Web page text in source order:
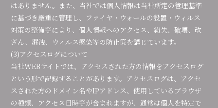
はありません。また、当社では個人情報は当社所定の管理基準
に基づき厳重に管理し、ファイヤ・ウォールの設置・ウィルス
対策の整備等により、個人情報へのアクセス、紛失、破壊、改
ざん、漏洩、ウィルス感染等の防止策を講じています。
(3)アクセスログについて
当社WEBサイトでは、アクセスされた方の情報をアクセスログ
という形で記録することがあります。アクセスログは、アクセ
スされた方のドメイン名やIPアドレス、使用しているブラウザ
の種類、アクセス日時等が含まれますが、通常は個人を特定で